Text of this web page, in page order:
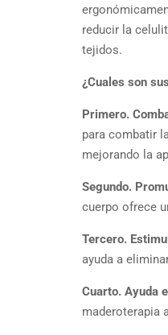
reducir la
tejidos.
¿Cuales son
Primero.
para combatir
mejorando la
Segundo.
cuerpo ofrece
Tercero.
ayuda a
Cuarto. Ayuda
maderoterapia